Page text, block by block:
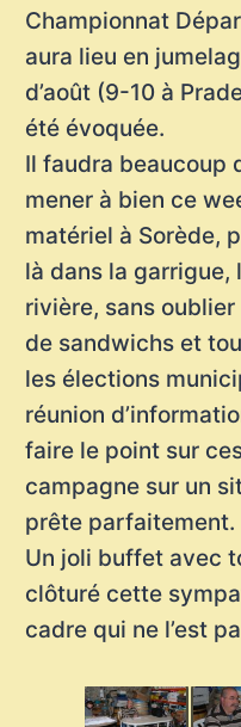
Championnat
aura lieu en
d’août (9-10 à
été évoquée.
Il faudra beaucoup
mener à bien ce
matériel à Sorède,
là dans la garrigue,
rivière, sans
de sandwichs et
les élections
réunion
faire le point sur
campagne sur un
prête parfaitement.
Un joli buffet avec
clôturé cette
cadre qui ne l’est